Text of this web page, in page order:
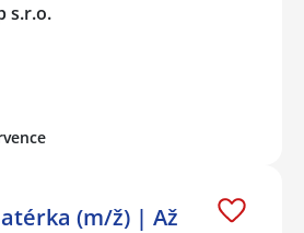
s.r.o.
(m/ž) | Až